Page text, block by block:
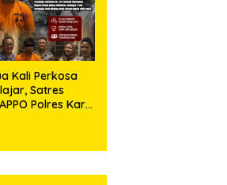
Pelaku
Kali Perkosa
Satres
Polres Karo